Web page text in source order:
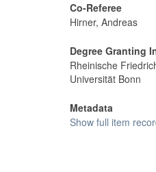
Co-Referee
Hirner, Andreas
Degree Granting
Rheinische
Universität Bonn
Metadata
Show full item